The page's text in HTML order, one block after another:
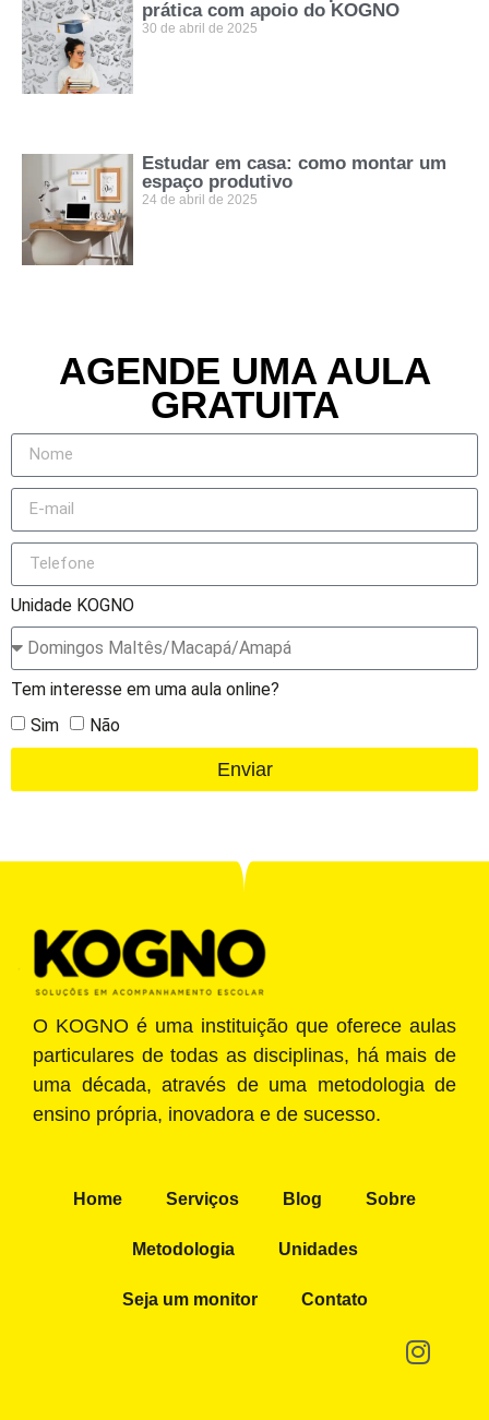
prática com apoio do KOGNO
30 de abril de 2025
Estudar em casa: como montar um
espaço produtivo
24 de abril de 2025
AGENDE UMA AULA
GRATUITA
Unidade KOGNO
Tem interesse em uma aula online?
Sim
Não
Enviar
O KOGNO é uma instituição que oferece aulas
particulares de todas as disciplinas, há mais de
uma década, através de uma metodologia de
ensino própria, inovadora e de sucesso.
Home Serviços Blog Sobre
Metodologia Unidades
Seja um monitor Contato